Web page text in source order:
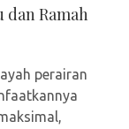
dan Ramah
perairan